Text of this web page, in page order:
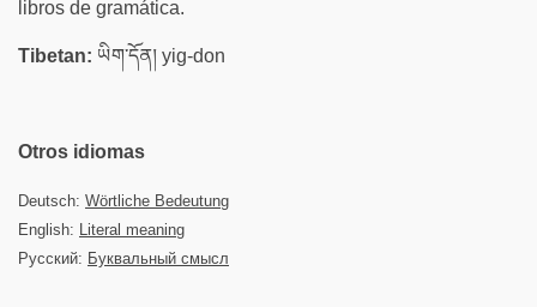
libros de gramática.
Tibetan: ཡིག་དོན། yig-don
Otros idiomas
Deutsch: Wörtliche Bedeutung
English: Literal meaning
Русский: Буквальный смысл